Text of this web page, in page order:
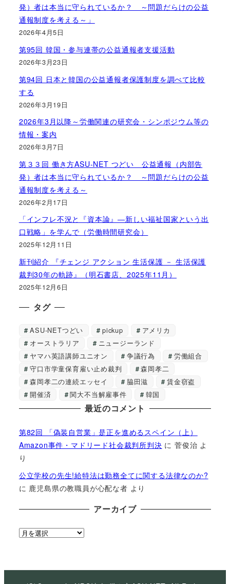
発）者は本当に守られているか？ ～問題だらけの公益
通報制度を考える～」
2026年4月5日
第95回 韓国・参与連帯の公益通報者支援活動
2026年3月23日
第94回 日本と韓国の公益通報者保護制度を調べて比較
する
2026年3月19日
2026年3月以降～労働関連の研究会・シンポジウム等の
情報・案内
2026年3月7日
第３３回 働き方ASU-NET つどい 公益通報（内部告
発）者は本当に守られているか？ ～問題だらけの公益
通報制度を考える～
2026年2月17日
「インフレ不況と『資本論』―新しい福祉国家という出
口戦略」を学んで（労働時間研究会）
2025年12月11日
新刊紹介 『チェンジ アクション 生活保護 － 生活保護
裁判30年の軌跡』（明石書店、2025年11月）
2025年12月6日
タグ
ASU-NETつどい pickup
アメリカ
オーストラリア
ニュージーランド
ヤマハ英語講師ユニオン
争議行為
労働組合
守口市学童保育雇い止め裁判
森岡孝二
森岡孝二の連続エッセイ
脇田滋
賃金窃盗
開催済
関大不当解雇事件 韓国
最近のコメント
第82回 「偽装自営業」是正を進めるスペイン（上）
Amazon事件・マドリード社会裁判所判決 に菅俊治 よ
り
公立学校の先生!給特法は勤務全てに関する法律なのか?
に 鹿児島県の教職員が心配な者 より
アーカイブ
ア
イ